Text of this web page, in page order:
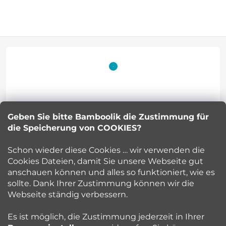
Geben Sie bitte Bamboolik die Zustimmung für
die Speicherung von COOKIES?
Schon wieder diese Cookies … wir verwenden die
Cookies Dateien, damit Sie unsere Webseite gut
anschauen können und alles so funktioniert, wie es
sollte. Dank Ihrer Zustimmung können wir die
Webseite ständig verbessern.
Es ist möglich, die Zustimmung jederzeit in Ihrer
ß
z
e
eBamboolik
Kundenservice
Petra Kuncova